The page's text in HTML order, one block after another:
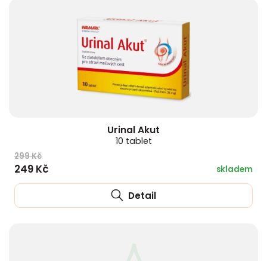
Urinal Akut
10 tablet
299 Kč
249 Kč skladem
Detail